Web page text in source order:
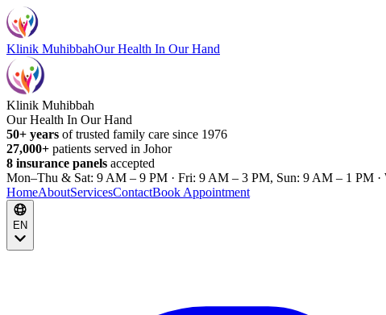
Klinik MuhibbahOur Health In Our Hand
Klinik Muhibbah
Our Health In Our Hand
50+ years of trusted family care since 1976
27,000+ patients served in Johor
8 insurance panels accepted
Mon–Thu & Sat: 9 AM – 9 PM · Fri: 9 AM – 3 PM, Sun: 9 AM – 1 PM ·
HomeAboutServicesContactBook Appointment
EN